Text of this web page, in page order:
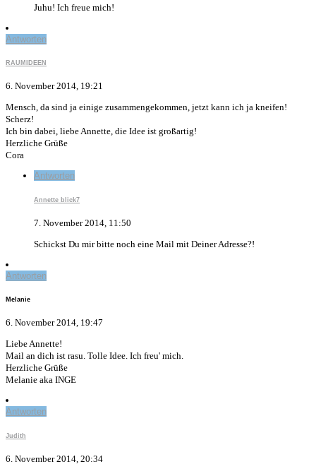
Juhu! Ich freue mich!
Antworten
RAUMIDEEN
6. November 2014, 19:21
Mensch, da sind ja einige zusammengekommen, jetzt kann ich ja kneifen!
Scherz!
Ich bin dabei, liebe Annette, die Idee ist großartig!
Herzliche Grüße
Cora
Antworten
Annette blick7
7. November 2014, 11:50
Schickst Du mir bitte noch eine Mail mit Deiner Adresse?!
Antworten
Melanie
6. November 2014, 19:47
Liebe Annette!
Mail an dich ist rasu. Tolle Idee. Ich freu' mich.
Herzliche Grüße
Melanie aka INGE
Antworten
Judith
6. November 2014, 20:34